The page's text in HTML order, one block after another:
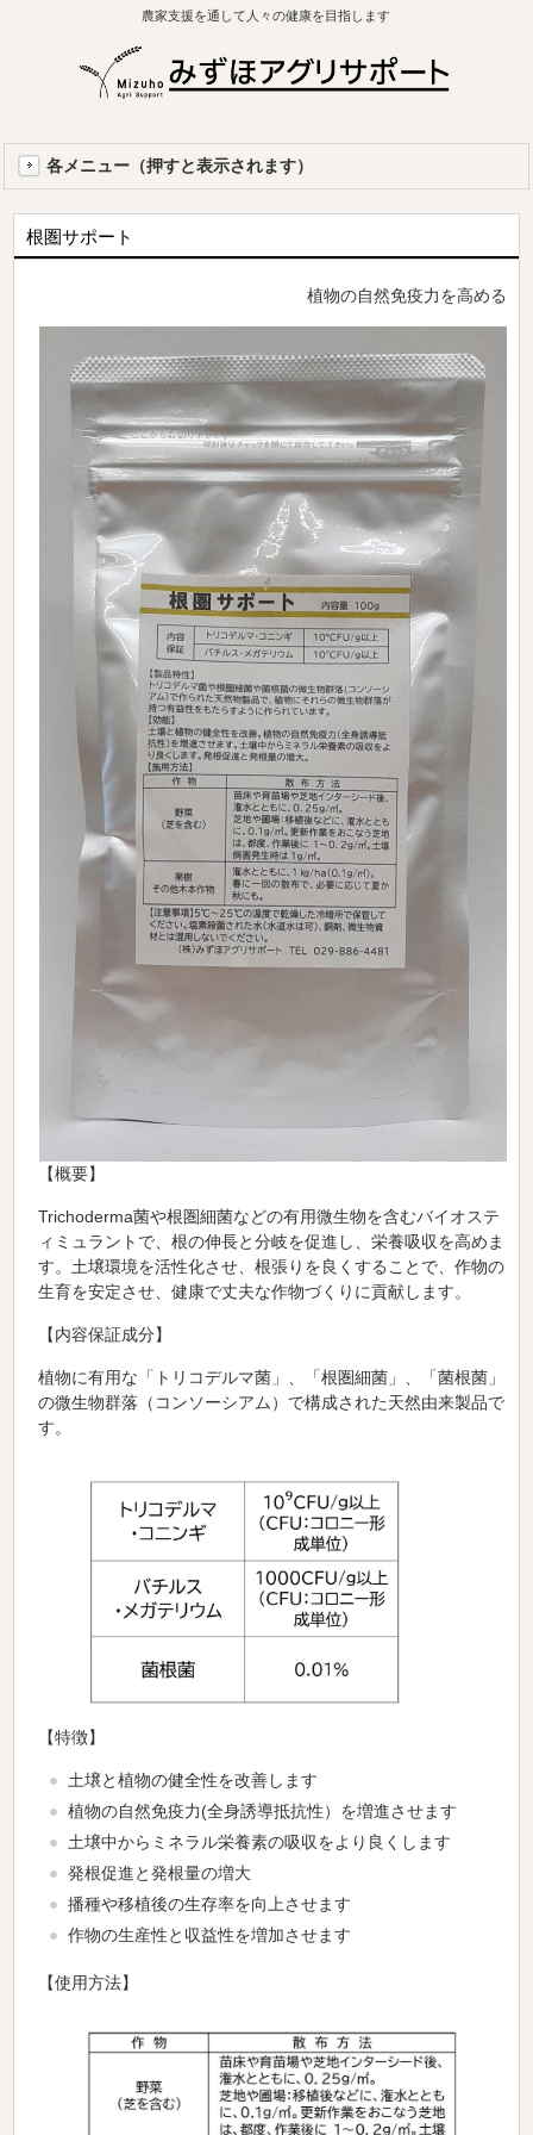
農家支援を通して人々の健康を目指します
各メニュー（押すと表示されます）
根圏サポート
植物の自然免疫力を高める
【概要】
Trichoderma菌や根圏細菌などの有用微生物を含むバイオステ
ィミュラントで、根の伸長と分岐を促進し、栄養吸収を高めま
す。土壌環境を活性化させ、根張りを良くすることで、作物の
生育を安定させ、健康で丈夫な作物づくりに貢献します。
【内容保証成分】
植物に有用な「トリコデルマ菌」、「根圏細菌」、「菌根菌」
の微生物群落（コンソーシアム）で構成された天然由来製品で
す。
【特徴】
土壌と植物の健全性を改善します
植物の自然免疫力(全身誘導抵抗性）を増進させます
土壌中からミネラル栄養素の吸収をより良くします
発根促進と発根量の増大
播種や移植後の生存率を向上させます
作物の生産性と収益性を増加させます
【使用方法】